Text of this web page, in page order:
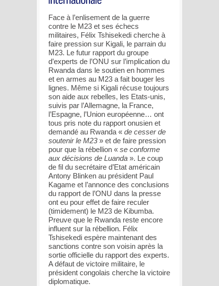
Face à l’enlisement de la guerre
contre le M23 et ses échecs
militaires, Félix Tshisekedi cherche à
faire pression sur Kigali, le parrain du
M23. Le futur rapport du groupe
d’experts de l’ONU sur l’implication du
Rwanda dans le soutien en hommes
et en armes au M23 a fait bouger les
lignes. Même si Kigali récuse toujours
son aide aux rebelles, les Etats-unis,
suivis par l’Allemagne, la France,
l’Espagne, l’Union européenne… ont
tous pris note du rapport onusien et
demandé au Rwanda « de cesser de
soutenir le M23» et de faire pression
pour que la rébellion « se conforme
aux décisions de Luanda ». Le coup
de fil du secrétaire d’Etat américain
Antony Blinken au président Paul
Kagame et l’annonce des conclusions
du rapport de l’ONU dans la presse
ont eu pour effet de faire reculer
(timidement) le M23 de Kibumba.
Preuve que le Rwanda reste encore
influent sur la rébellion. Félix
Tshisekedi espère maintenant des
sanctions contre son voisin après la
sortie officielle du rapport des experts.
A défaut de victoire militaire, le
président congolais cherche la victoire
diplomatique.